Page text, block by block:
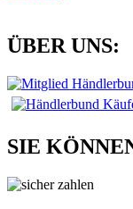
ÜBER UNS:
SIE